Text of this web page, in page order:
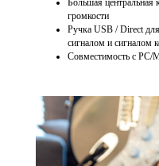
Большая центральная
громкости
Ручка USB / Direct
сигналом и сигналом
Совместимость с PC/